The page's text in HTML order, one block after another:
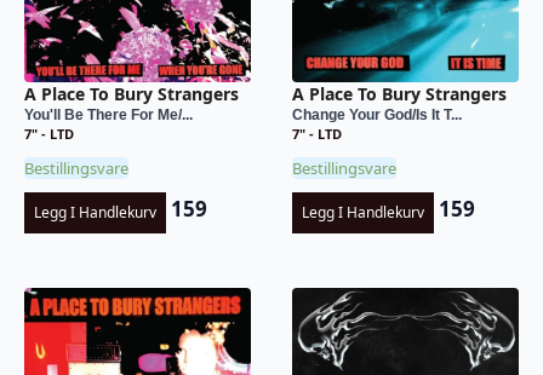
A Place To Bury Strangers
You'll Be There For Me/...
7" - LTD
Bestillingsvare
Legg I Handlekurv 159
A Place To Bury Strangers
Change Your God/Is It T...
7" - LTD
Bestillingsvare
Legg I Handlekurv 159